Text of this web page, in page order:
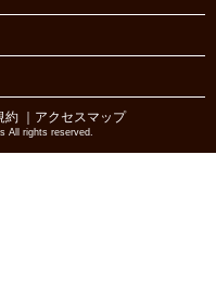
約 ｜アクセスマップ
All rights reserved.